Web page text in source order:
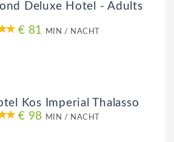
Deluxe Hotel - Adults
€ 81
MIN / NACHT
Kos Imperial Thalasso
€ 98
MIN / NACHT